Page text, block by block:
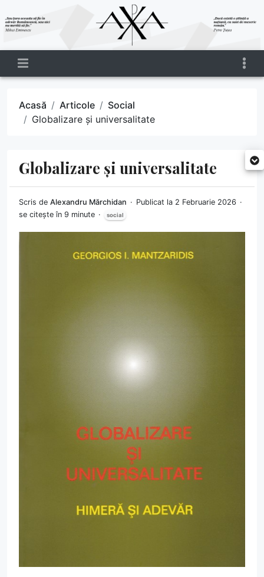
Acasă Articole
Social
Globalizare și universalitate
Globalizare și universalitate
Scris de Alexandru Mărchidan
Publicat la 2 Februarie 2026
se citește în 9 minute
social